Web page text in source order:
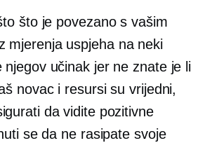
što je povezano s vašim
mjerenja uspjeha na neki
njegov učinak jer ne znate je li
novac i resursi su vrijedni,
da vidite pozitivne
se da ne rasipate svoje